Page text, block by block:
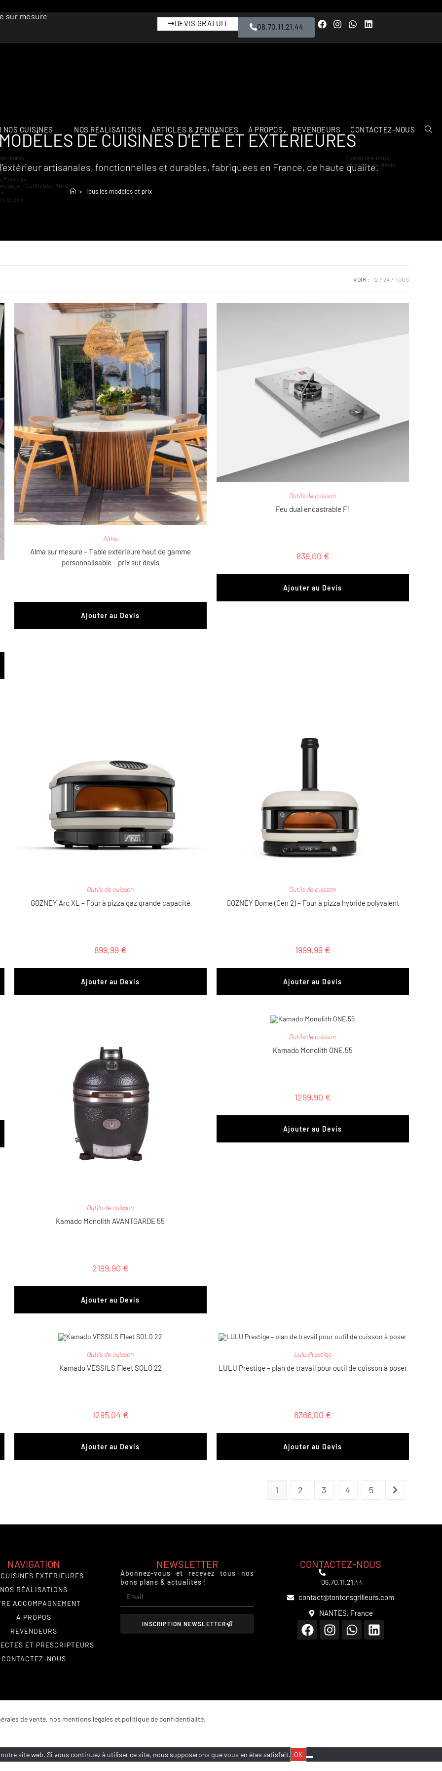
sur mesure
DEVIS GRATUIT 06.70.11.21.44
NOS CUISINES
Prestige
Prestige
– Collection Alma
et prix
NOS RÉALISATIONS ARTICLES & TENDANCES À PROPOS REVENDEURS CONTACTEZ-NOUS
Contactez-nous
Demande de devis
DE CUISINES D'ÉTÉ ET EXTÉRIEURES
d’extérieur artisanales, fonctionnelles et durables, fabriquées en France, de haute qualité.
> Tous les modèles et prix
VOIR : 12 24 TOUS
Alma
Alma sur mesure – Table extérieure haut de gamme
personnalisable – prix sur devis
Ajouter au Devis
Outils de cuisson
Feu dual encastrable F1
839,00 €
Ajouter au Devis
Outils de cuisson
GOZNEY Arc XL – Four à pizza gaz grande capacité
899,99 €
Ajouter au Devis
Outils de cuisson
GOZNEY Dome (Gen 2) – Four à pizza hybride polyvalent
1999,99 €
Ajouter au Devis
Outils de cuisson
Kamado Monolith AVANTGARDE 55
2199,90 €
Ajouter au Devis
Outils de cuisson
Kamado Monolith ONE.55
1299,90 €
Ajouter au Devis
Outils de cuisson
Kamado VESSILS Fleet SOLO 22
1295,04 €
Ajouter au Devis
Lulu Prestige
LULU Prestige – plan de travail pour outil de cuisson à poser
6366,00 €
Ajouter au Devis
1 2 3 4 5
NAVIGATION
EXTÉRIEURES
NOS RÉALISATIONS
ACCOMPAGNEMENT
À PROPOS
REVENDEURS
ET PRESCRIPTEURS
CONTACTEZ-NOUS
NEWSLETTER
Abonnez-vous et recevez tous nos
bons plans & actualités !
INSCRIPTION NEWSLETTER
CONTACTEZ-NOUS
06.70.11.21.44
contact@tontonsgrilleurs.com
NANTES, France
de vente, nos mentions légales et politique de confidentialité.
site web. Si vous continuez à utiliser ce site, nous supposerons que vous en êtes satisfait. OK